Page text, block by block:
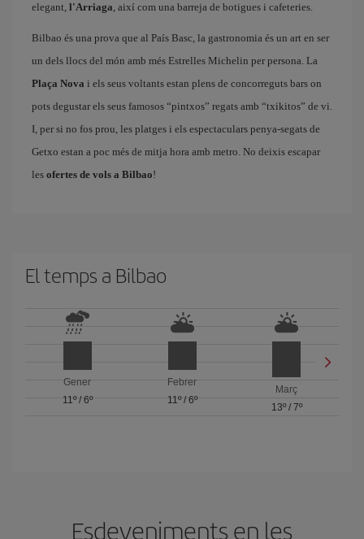
elegant, l'Arriaga, així com una barreja de botigues i cafeteries.
Bilbao és una prova que al País Basc, la gastronomia és un art en ser
un dels llocs del món amb més Estrelles Michelin per persona. La
Plaça Nova i els seus voltants estan plens de concorreguts bars on
pots degustar els seus famosos “pintxos” regats amb “txikitos” de vi.
I, per si no fos prou, les platges i els espectaculars penya-segats de
Getxo estan a poc més de mitja hora amb metro. No deixis escapar
les ofertes de vols a Bilbao!
El temps a Bilbao
Gener
11º/ 6º
Febrer
11º/ 6º
Març
13º/ 7º
Esdeveniments en les